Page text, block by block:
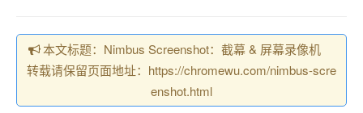
本文标题：Nimbus Screenshot：截幕 & 屏幕录像机
转载请保留页面地址：https://chromewu.com/nimbus-scre
enshot.html